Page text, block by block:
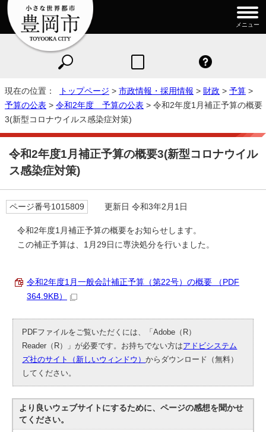
メニュー
現在の位置： トップページ > 市政情報・採用情報 > 財政 > 予算 >
予算の公表 > 令和2年度 予算の公表 > 令和2年度1月補正予算の概要
3(新型コロナウイルス感染症対策)
令和2年度1月補正予算の概要3(新型コロナウイル
ス感染症対策)
ページ番号1015809 更新日 令和3年2月1日
令和2年度1月補正予算の概要をお知らせします。
この補正予算は、1月29日に専決処分を行いました。
令和2年度1月一般会計補正予算（第22号）の概要 （PDF
364.9KB）
PDFファイルをご覧いただくには、「Adobe（R）
Reader（R）」が必要です。お持ちでない方はアドビシステム
ズ社のサイト（新しいウィンドウ）からダウンロード（無料）
してください。
より良いウェブサイトにするために、ページの感想を聞かせ
てください。